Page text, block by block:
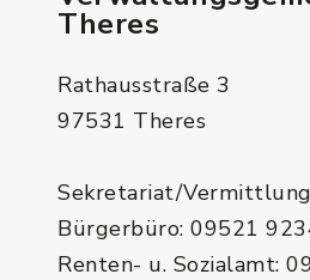
Theres
Rathausstraße 3
97531 Theres
Sekretariat/
Bürgerbüro: 09521
Renten- u. Sozialamt: